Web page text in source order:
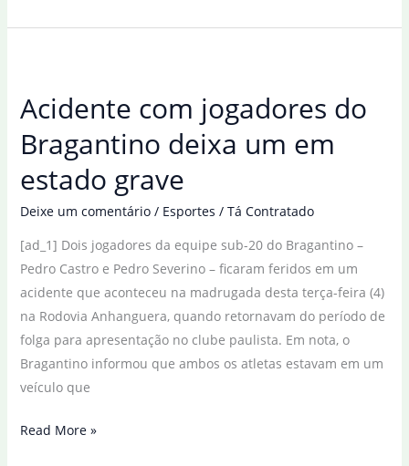
Bragantino
grave
deixa
UTI
Acidente com jogadores do
Bragantino deixa um em
estado grave
Deixe um comentário / Esportes / Tá Contratado
[ad_1] Dois jogadores da equipe sub-20 do Bragantino –
Pedro Castro e Pedro Severino – ficaram feridos em um
acidente que aconteceu na madrugada desta terça-feira (4)
na Rodovia Anhanguera, quando retornavam do período de
folga para apresentação no clube paulista. Em nota, o
Bragantino informou que ambos os atletas estavam em um
veículo que
Acidente
Read More »